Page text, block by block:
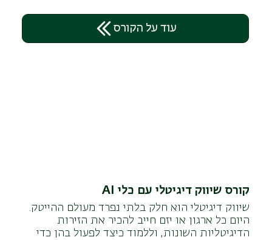
עוד על הקורס
קורס שיווק דיגיטלי עם כלי AI
שיווק דיגיטלי הוא חלק בלתי נפרד מעולם ההייטק.
היום כל ארגון או יזם חייב להכיר את הזירות
הדיגיטליות השונות, וללמוד כיצד לפעול בהן כדי